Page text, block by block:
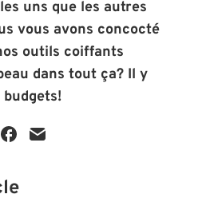
uns que les autres
vous avons concocté
outils coiffants
dans tout ça? Il y